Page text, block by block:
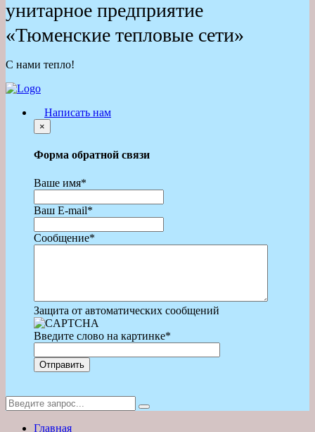
унитарное предприятие
«Тюменские тепловые сети»
С нами тепло!
Написать нам
×
Форма обратной связи
Ваше имя*
Ваш E-mail*
Сообщение*
Защита от автоматических сообщений
Введите слово на картинке*
Главная